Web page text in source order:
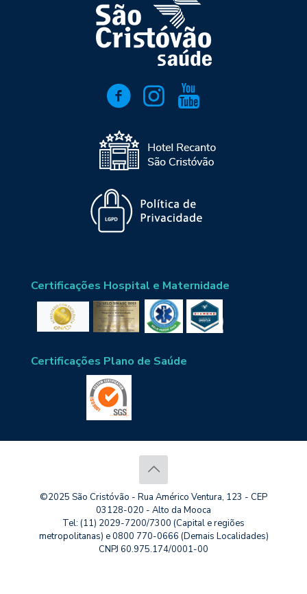
Certificações Hospital e Maternidade
Certificações Plano de Saúde
©2025 São Cristóvão - Rua Américo Ventura, 123 - CEP
03128-020 - Alto da Mooca
Tel: (11) 2029-7200/7300 (Capital e regiões
metropolitanas) e 0800 770-0666 (Demais Localidades)
CNPJ 60.975.174/0001-00